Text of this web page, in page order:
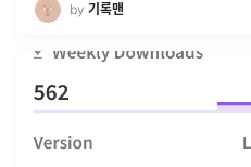
by 기록맨